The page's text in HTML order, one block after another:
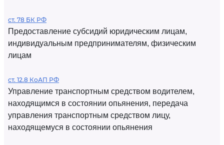
ст. 78 БК РФ
Предоставление субсидий юридическим лицам,
индивидуальным предпринимателям, физическим
лицам
ст. 12.8 КоАП РФ
Управление транспортным средством водителем,
находящимся в состоянии опьянения, передача
управления транспортным средством лицу,
находящемуся в состоянии опьянения